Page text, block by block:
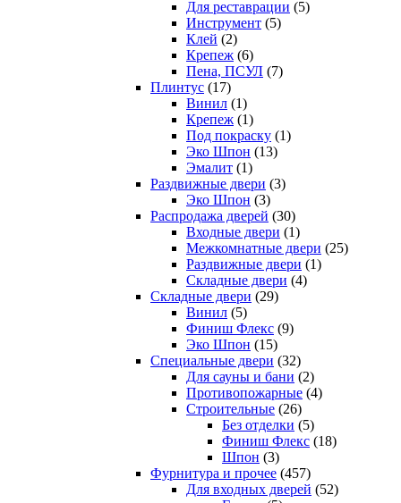
Для реставрации (5)
Инструмент (5)
Клей (2)
Крепеж (6)
Пена, ПСУЛ (7)
Плинтус (17)
Винил (1)
Крепеж (1)
Под покраску (1)
Эко Шпон (13)
Эмалит (1)
Раздвижные двери (3)
Эко Шпон (3)
Распродажа дверей (30)
Входные двери (1)
Межкомнатные двери (25)
Раздвижные двери (1)
Складные двери (4)
Складные двери (29)
Винил (5)
Финиш Флекс (9)
Эко Шпон (15)
Специальные двери (32)
Для сауны и бани (2)
Противопожарные (4)
Строительные (26)
Без отделки (5)
Финиш Флекс (18)
Шпон (3)
Фурнитура и прочее (457)
Для входных дверей (52)